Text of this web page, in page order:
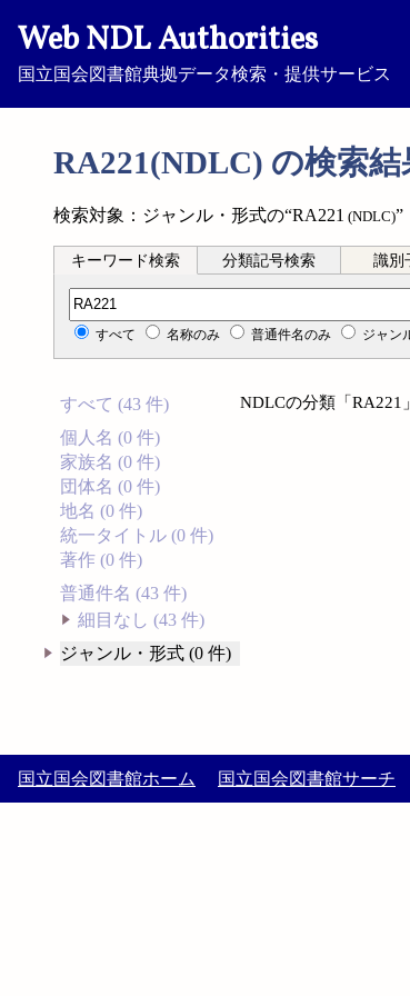
Web NDL Authorities
国立国会図書館典拠データ検索・提供サービス
RA221(NDLC) の検索結
検索対象：ジャンル・形式の“RA221 (NDLC)”
キーワード検索 分類記号検索 識別
分類記号検索
すべて 名称のみ 普通件名のみ ジャン
すべて (43 件)
個人名 (0 件)
家族名 (0 件)
団体名 (0 件)
地名 (0 件)
統一タイトル (0 件)
著作 (0 件)
普通件名 (43 件)
細目なし (43 件)
ジャンル・形式 (0 件)
NDLCの分類「RA221
国立国会図書館ホーム 国立国会図書館サーチ